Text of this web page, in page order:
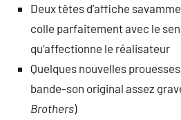
Deux têtes d’affiche
colle parfaitement avec le
qu’affectionne le réalisateur
Quelques nouvelles
bande-son original assez
Brothers)